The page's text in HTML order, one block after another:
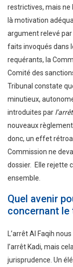
restrictives, mais ne
là motivation
argument relevé
faits invoqués dans
requérants, la
Comité des
Tribunal constate
minutieux,
introduites par
nouveaux
donc, un effet
Commission ne
dossier. Elle rejette
ensemble.
Quel avenir
concernant le
L’arrêt Al Faqih
l’arrêt Kadi, mais
jurisprudence. Un